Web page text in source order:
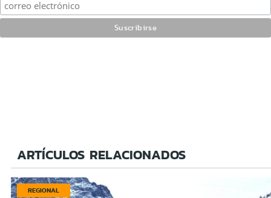
ARTÍCULOS RELACIONADOS
REGIONAL